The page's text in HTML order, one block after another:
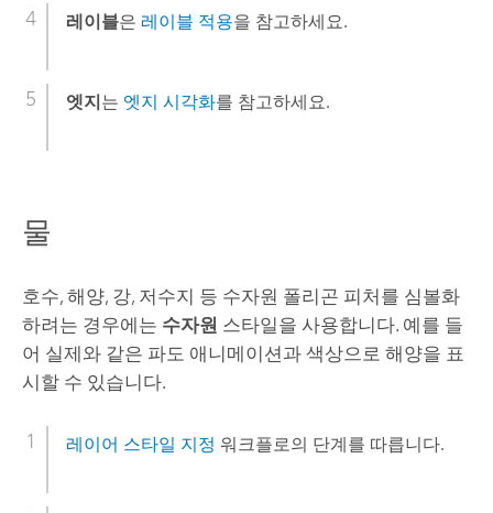
레이블은 레이블 적용을 참고하세요.
엣지 는 엣지 시각화를 참고하세요.
물
호수, 해양, 강, 저수지 등 수자원 폴리곤 피처를 심볼화
하려는 경우에는 수자원 스타일을 사용합니다. 예를 들
어 실제와 같은 파도 애니메이션과 색상으로 해양을 표
시할 수 있습니다.
레이어 스타일 지정 워크플로의 단계를 따릅니다.